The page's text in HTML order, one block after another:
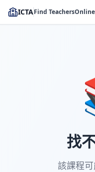
ICTAFind Teachers
找
該課程